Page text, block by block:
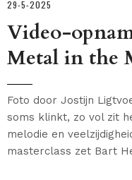
29-5-2025
Video-
Metal in the
Foto door Jostijn
soms klinkt, zo vol zit
melodie en
masterclass zet Bart